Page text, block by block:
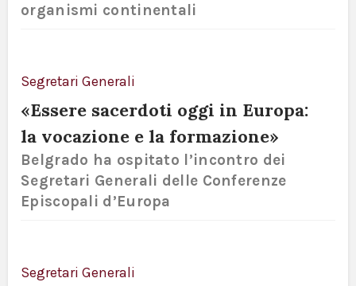
organismi continentali
Segretari Generali
«Essere sacerdoti oggi in Europa:
la vocazione e la formazione»
Belgrado ha ospitato l’incontro dei
Segretari Generali delle Conferenze
Episcopali d’Europa
Segretari Generali